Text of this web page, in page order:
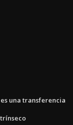
una transferencia